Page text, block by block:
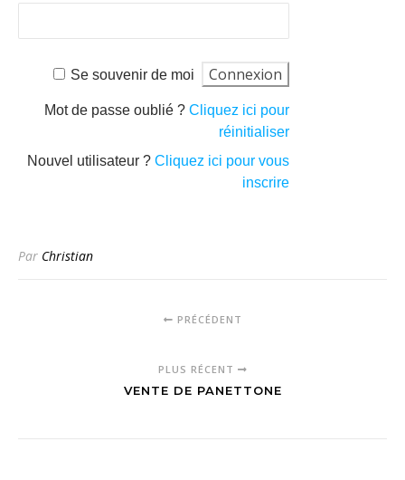
Se souvenir de moi
Mot de passe oublié ? Cliquez ici pour
réinitialiser
Nouvel utilisateur ? Cliquez ici pour vous
inscrire
Par Christian
PRÉCÉDENT
PLUS RÉCENT
VENTE DE PANETTONE